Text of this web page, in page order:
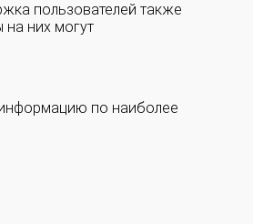
пользователей также
на них могут
по наиболее